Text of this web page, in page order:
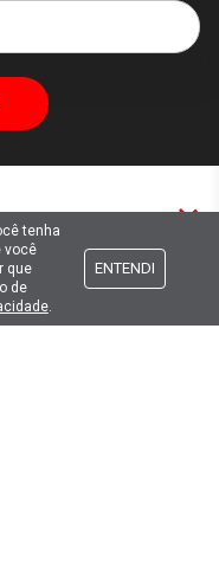
tenha
você
que
de
.
ENTENDI